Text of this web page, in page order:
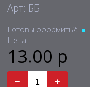
Арт: ББ
Готовы оформить?:
Цена:
13.00 р
− +